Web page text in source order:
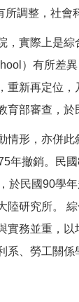
調整，社會
實際上是
）有所差
新再定位
部審查，於
形，亦併
年撤銷。民
民國90學
研究所。
務並重，
、勞工關